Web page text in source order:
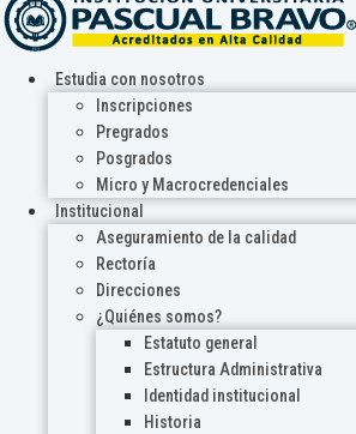
Estudia con nosotros
Inscripciones
Pregrados
Posgrados
Micro y Macrocredenciales
Institucional
Aseguramiento de la calidad
Rectoría
Direcciones
¿Quiénes somos?
Estatuto general
Estructura Administrativa
Identidad institucional
Historia